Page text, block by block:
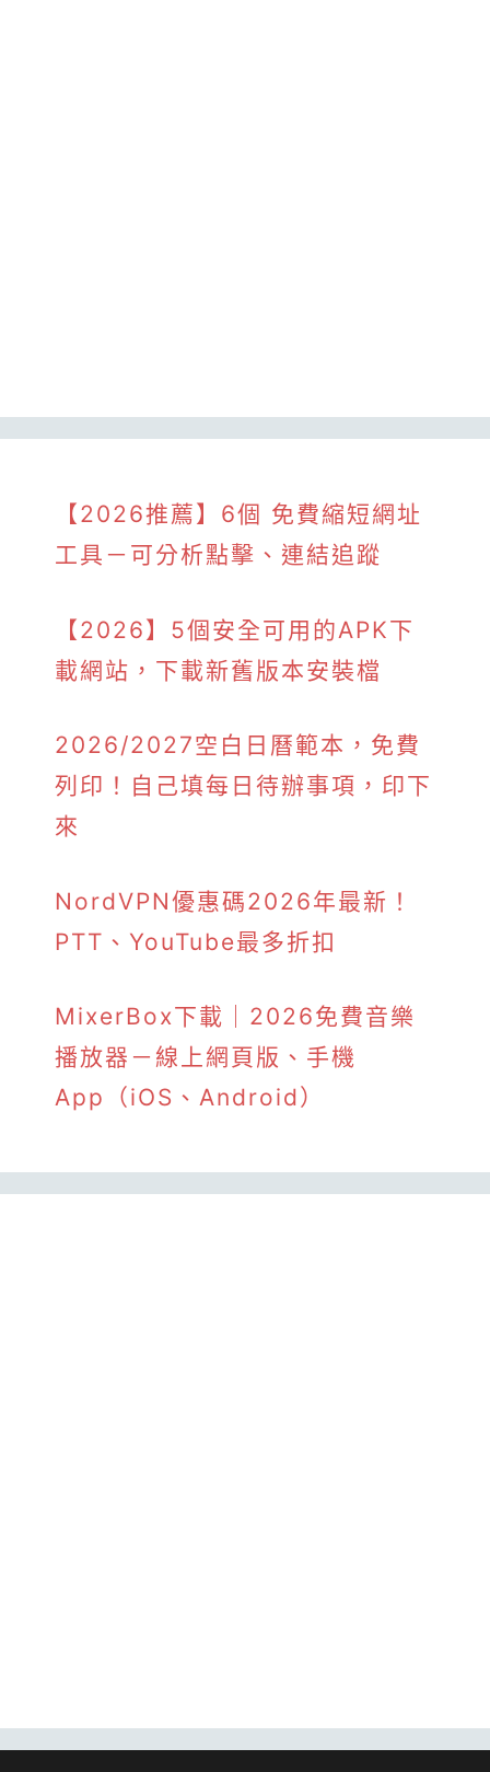
【2026推薦】6個 免費縮短網址
工具－可分析點擊、連結追蹤
【2026】5個安全可用的APK下
載網站，下載新舊版本安裝檔
2026/2027空白日曆範本，免費
列印！自己填每日待辦事項，印下
來
NordVPN優惠碼2026年最新！
PTT、YouTube最多折扣
MixerBox下載｜2026免費音樂
播放器－線上網頁版、手機
App（iOS、Android）